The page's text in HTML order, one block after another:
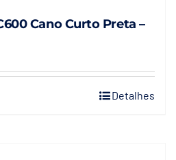
Cano Curto Preta –
Detalhes